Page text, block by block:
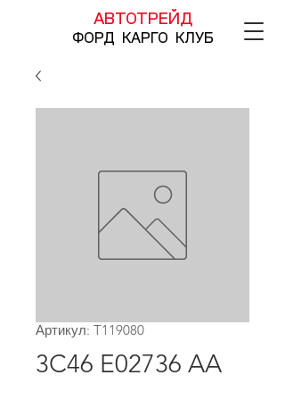
АВТОТРЕЙД
ФОРД КАРГО КЛУБ
Артикул: T119080
3C46 E02736 AA